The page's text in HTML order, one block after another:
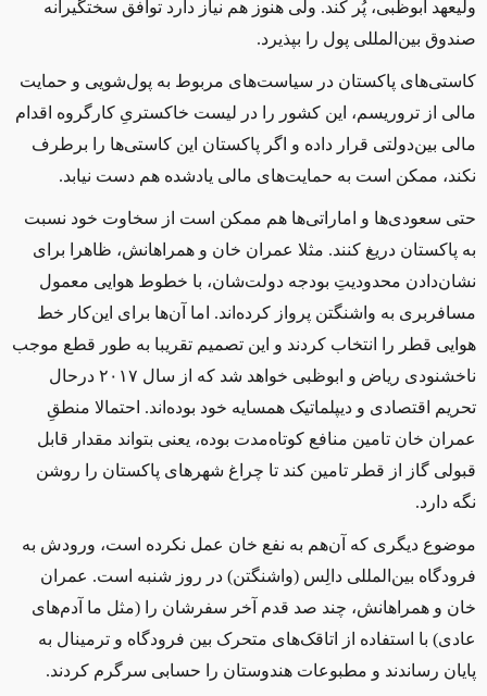
ولیعهد ابوظبی، پُر کند. ولی هنوز هم نیاز دارد توافق سختگیرانه
صندوق بین‌المللی پول را بپذیرد.
کاستی‌های پاکستان در سیاست‌های مربوط به پول‌شویی و حمایت
مالی از تروریسم، این کشور را در لیست خاکستریِ کارگروه اقدام
مالی بین‌دولتی قرار داده و اگر پاکستان این کاستی‌ها را برطرف
نکند، ممکن است به حمایت‌های مالی یادشده هم دست نیابد.
حتی سعودی‌ها و اماراتی‌ها هم ممکن است از سخاوت خود نسبت
به پاکستان دریغ کنند. مثلا عمران ‌خان و همراهانش، ظاهرا برای
نشان‌دادن محدودیتِ بودجه دولت‌شان، با خطوط هوایی معمول
مسافربری به واشنگتن پرواز کرده‌اند. اما آن‌ها برای این‌کار خط
هوایی قطر را انتخاب کردند و این تصمیم تقریبا به طور قطع موجب
ناخشنودی ریاض و ابوظبی خواهد شد که از سال ۲۰۱۷ درحال
تحریم اقتصادی و دیپلماتیک همسایه خود بوده‌اند. احتمالا منطقِ
عمران ‌خان تامین منافع کوتاه‌مدت بوده، یعنی بتواند مقدار قابل
‌قبولی گاز از قطر تامین کند تا چراغ شهرهای پاکستان را روشن
نگه دارد.
موضوع دیگری که آن‌هم به ‌نفع خان عمل نکرده است، ورودش به
فرودگاه بین‌المللی دالِس (واشنگتن) در روز شنبه است. عمران‌
خان و همراهانش، چند صد قدم آخر سفرشان را (مثل ما آدم‌های
عادی) با استفاده از اتاقک‌های متحرک بین فرودگاه و ترمینال به
پایان رساندند و مطبوعات هندوستان را حسابی سرگرم کردند.